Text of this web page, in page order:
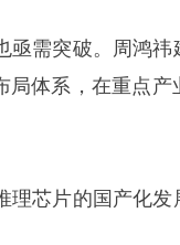
需突破。周鸿
体系，在重点
芯片的国产化